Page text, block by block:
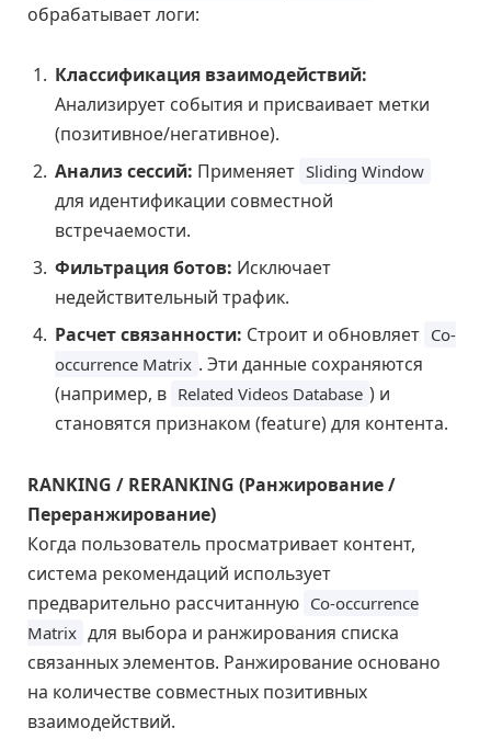
обрабатывает логи:
Классификация взаимодействий:
Анализирует события и присваивает метки
(позитивное/негативное).
Анализ сессий: Применяет Sliding Window
для идентификации совместной
встречаемости.
Фильтрация ботов: Исключает
недействительный трафик.
Расчет связанности: Строит и обновляет Co-
occurrence Matrix . Эти данные сохраняются
(например, в Related Videos Database ) и
становятся признаком (feature) для контента.
RANKING / RERANKING (Ранжирование /
Переранжирование)
Когда пользователь просматривает контент,
система рекомендаций использует
предварительно рассчитанную Co-occurrence
Matrix для выбора и ранжирования списка
связанных элементов. Ранжирование основано
на количестве совместных позитивных
взаимодействий.